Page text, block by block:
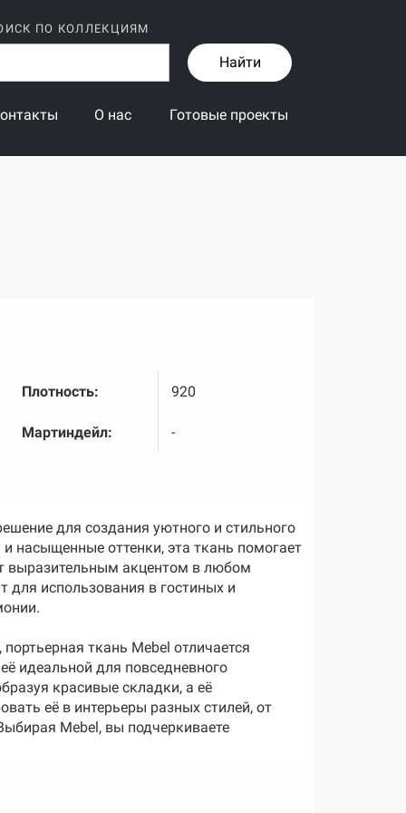
ПО КОЛЛЕКЦИЯМ
Найти
О нас Готовые проекты
Плотность: 920
Мартиндейл: -
для создания уютного и стильного
насыщенные оттенки, эта ткань помогает
выразительным акцентом в любом
для использования в гостиных и
ткань Mebel отличается
идеальной для повседневного
красивые складки, а её
её в интерьеры разных стилей, от
Mebel, вы подчеркиваете